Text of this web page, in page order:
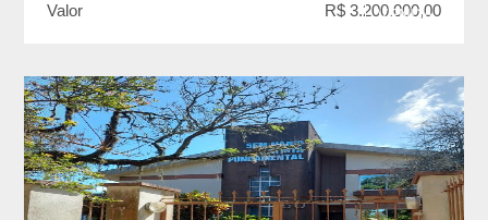
Valor R$ 3.200.000,00
VENDA